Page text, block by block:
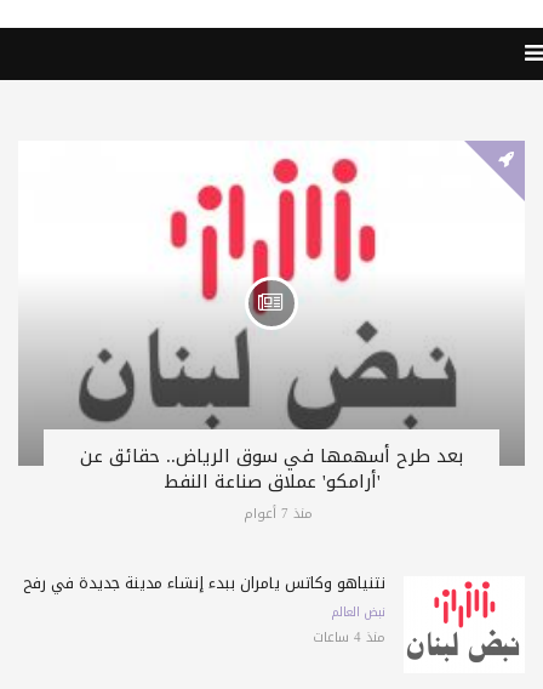
بعد طرح أسهمها في سوق الرياض.. حقائق عن
'أرامكو' عملاق صناعة النفط
منذ 7 أعوام
نتنياهو وكاتس يأمران ببدء إنشاء مدينة جديدة في رفح
نبض العالم
منذ 4 ساعات